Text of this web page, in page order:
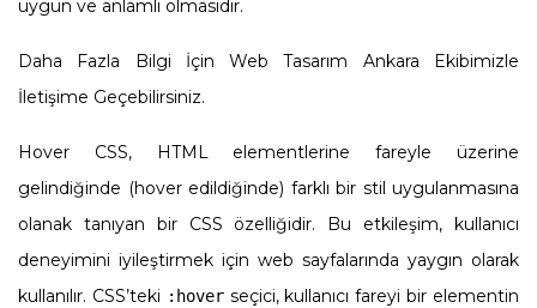
uygun ve anlamlı olmasıdır.
Daha Fazla Bilgi İçinWeb Tasarım Ankara Ekibimizle
İletişime Geçebilirsiniz.
Hover CSS, HTML elementlerine fareyle üzerine
gelindiğinde (hover edildiğinde) farklı bir stil uygulanmasına
olanak tanıyan bir CSS özelliğidir. Bu etkileşim, kullanıcı
deneyimini iyileştirmek için web sayfalarında yaygın olarak
kullanılır. CSS’teki :hoverseçici, kullanıcı fareyi bir elementin